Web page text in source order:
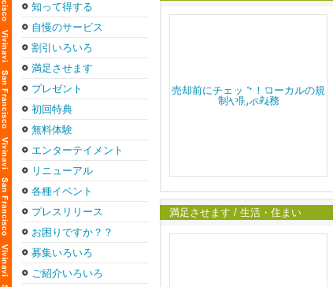
知って得する
自慢のサービス
割引いろいろ
満足させます
プレゼント
初回特典
無料体験
エンターテイメント
リニューアル
各種イベント
プレスリリース
お困りですか？？
募集いろいろ
ご紹介いろいろ
満足させます / 生活・住まい